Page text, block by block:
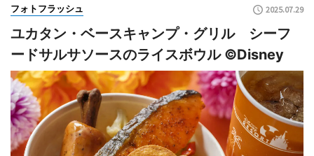
フォトフラッシュ 2025.07.29
ユカタン・ベースキャンプ・グリル シーフ
ードサルサソースのライスボウル ©Disney